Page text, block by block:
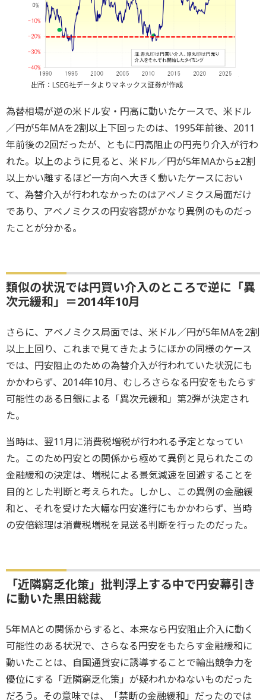
出所：LSEG社データよりマネックス証券が作成
為替相場が逆の米ドル安・円高に動いたケースで、米ドル
／円が5年MAを2割以上下回ったのは、1995年前後、2011
年前後の2回だったが、ともに円高阻止の円売り介入が行わ
れた。以上のように見ると、米ドル／円が5年MAから±2割
以上かい離するほど一方向へ大きく動いたケースにおい
て、為替介入が行われなかったのはアベノミクス局面だけ
であり、アベノミクスの円安容認がかなり異例のものだっ
たことが分かる。
類似の状況では円買い介入のところで逆に「異
次元緩和」＝2014年10月
さらに、アベノミクス局面では、米ドル／円が5年MAを2割
以上上回り、これまで見てきたようにほかの同様のケース
では、円安阻止のための為替介入が行われていた状況にも
かかわらず、2014年10月、むしろさらなる円安をもたらす
可能性のある日銀による「異次元緩和」第2弾が決定され
た。
当時は、翌11月に消費税増税が行われる予定となってい
た。このため円安との関係から極めて異例と見られたこの
金融緩和の決定は、増税による景気減速を回避することを
目的とした判断と考えられた。しかし、この異例の金融緩
和と、それを受けた大幅な円安進行にもかかわらず、当時
の安倍総理は消費税増税を見送る判断を行ったのだった。
「近隣窮乏化策」批判浮上する中で円安幕引き
に動いた黒田総裁
5年MAとの関係からすると、本来なら円安阻止介入に動く
可能性のある状況で、さらなる円安をもたらす金融緩和に
動いたことは、自国通貨安に誘導することで輸出競争力を
優位にする「近隣窮乏化策」が疑われかねないものだった
だろう。その意味では、「禁断の金融緩和」だったのでは